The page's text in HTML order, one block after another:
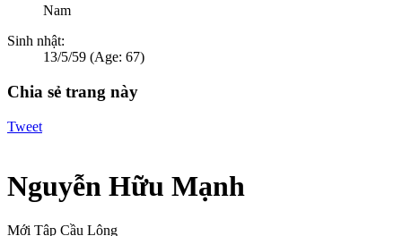
Nam
Sinh nhật:
13/5/59 (Age: 67)
Chia sẻ trang này
Tweet
Nguyễn Hữu Mạnh
Mới Tập Cầu Lông